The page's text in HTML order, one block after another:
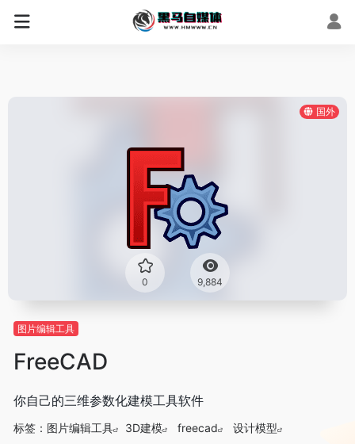
国外
0 9,884
图片编辑工具
FreeCAD
你自己的三维参数化建模工具软件
标签： 图片编辑工具 3D建模 freecad
设计模型